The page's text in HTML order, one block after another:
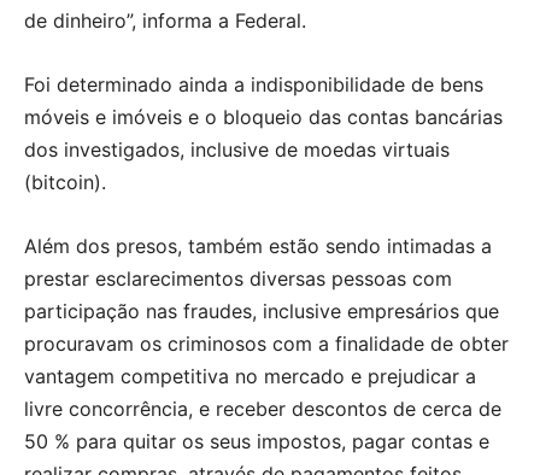
de dinheiro”, informa a Federal.
Foi determinado ainda a indisponibilidade de bens
móveis e imóveis e o bloqueio das contas bancárias
dos investigados, inclusive de moedas virtuais
(bitcoin).
Além dos presos, também estão sendo intimadas a
prestar esclarecimentos diversas pessoas com
participação nas fraudes, inclusive empresários que
procuravam os criminosos com a finalidade de obter
vantagem competitiva no mercado e prejudicar a
livre concorrência, e receber descontos de cerca de
50 % para quitar os seus impostos, pagar contas e